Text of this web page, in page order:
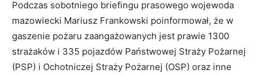
Podczas sobotniego briefingu prasowego wojewoda
mazowiecki Mariusz Frankowski poinformował, że w
gaszenie pożaru zaangażowanych jest prawie 1300
strażaków i 335 pojazdów Państwowej Straży Pożarnej
(PSP) i Ochotniczej Straży Pożarnej (OSP) oraz inne